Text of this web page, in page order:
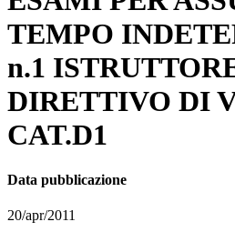
TEMPO
n.1
DIRETTIVO DI
CAT.D1
Data pubblicazione
20/apr/2011